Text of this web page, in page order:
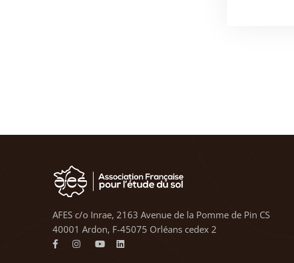
AFES c/o Inrae, 2163 Avenue de la Pomme de Pin CS
40001 Ardon, F-45075 Orléans cedex 2